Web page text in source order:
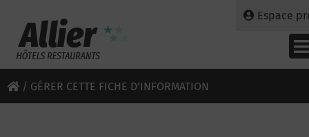
Espace
/ GÉRER CETTE FICHE D’INFORMATION